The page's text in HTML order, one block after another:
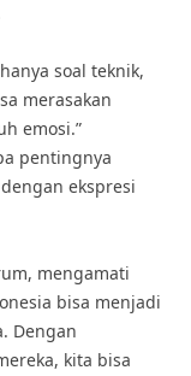
soal teknik,
merasakan
emosi.”
pentingnya
ekspresi
mengamati
bisa menjadi
Dengan
kita bisa